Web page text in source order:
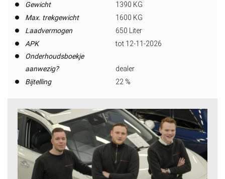
Gewicht
1390 KG
Max. trekgewicht
1600 KG
Laadvermogen
650 Liter
APK
tot 12-11-2026
Onderhoudsboekje
aanwezig?
dealer
Bijtelling
22 %